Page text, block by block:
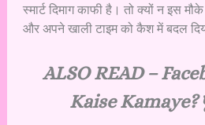
स्मार्ट दिमाग काफी है। तो क्यों न इस
और अपने खाली टाइम को कैश में बदल
ALSO READ –
Kaise Kamaye?